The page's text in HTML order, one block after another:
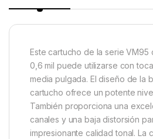
Este cartucho de la serie VM95
0,6 mil puede utilizarse con
media pulgada. El diseño de la
cartucho ofrece un potente
También proporciona una
canales y una baja distorsión
impresionante calidad tonal. La